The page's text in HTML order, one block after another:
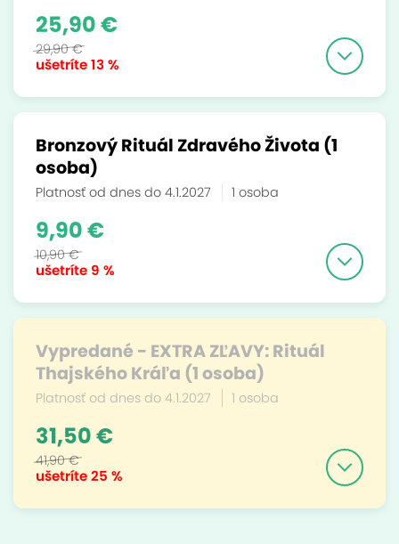
ušetríte13 %
25,90 €
29,90 €
Bronzový Rituál Zdravého Života (1
osoba)
Platnosť od dnes do 4.1.2027 1 osoba
ušetríte 9 %
9,90 €
10,90 €
Vypredané - EXTRA ZĽAVY: Rituál
Thajského Kráľa (1 osoba)
Platnosť od dnes do 4.1.2027 1 osoba
ušetríte25 %
31,50 €
41,90 €